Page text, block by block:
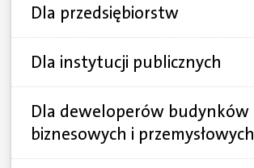
Dla przedsiębiorstw
Dla instytucji publicznych
Dla deweloperów budynków
biznesowych i przemysłowych